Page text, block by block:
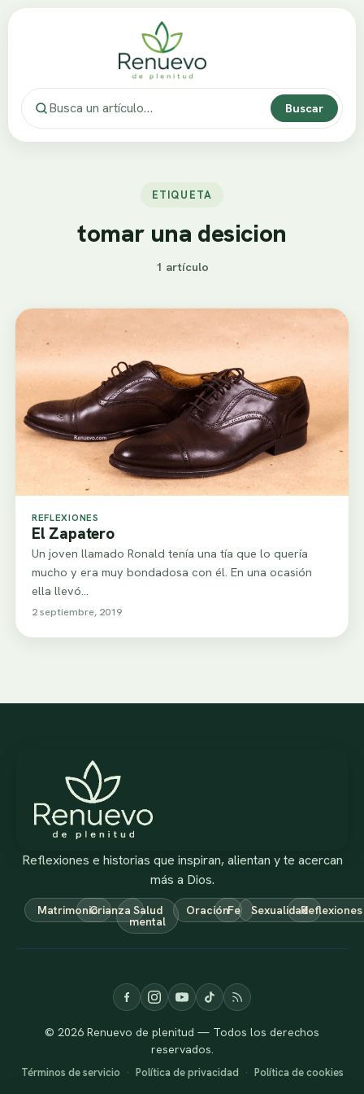
Buscar
ETIQUETA
tomar una desicion
1 artículo
REFLEXIONES
El Zapatero
Un joven llamado Ronald tenía una tía que lo quería
mucho y era muy bondadosa con él. En una ocasión
ella llevó…
2 septiembre, 2019
Reflexiones e historias que inspiran, alientan y te acercan
más a Dios.
MatrimonioCrianza Salud
mental
OraciónFe SexualidadReflexiones
© 2026 Renuevo de plenitud — Todos los derechos
reservados.
Términos de servicio · Política de privacidad · Política de cookies